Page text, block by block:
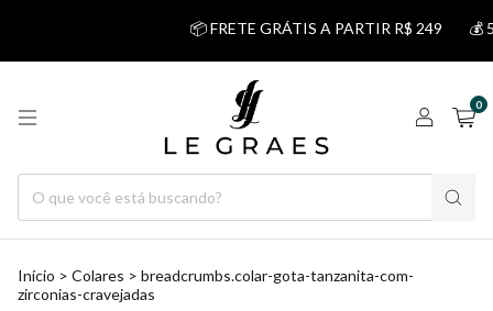
📦 FRETE GRÁTIS A PARTIR R$ 249 💰 5% DESCONTO
0
Início > Colares > breadcrumbs.colar-gota-tanzanita-com-
zirconias-cravejadas